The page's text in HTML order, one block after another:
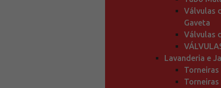
Válvulas
Gaveta
Válvulas
Lavanderia e
Torneiras